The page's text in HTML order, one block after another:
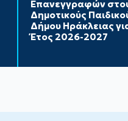
Επανεγγραφών
Δημοτικούς
Δήμου Ηράκλειας
Έτος 2026-2027